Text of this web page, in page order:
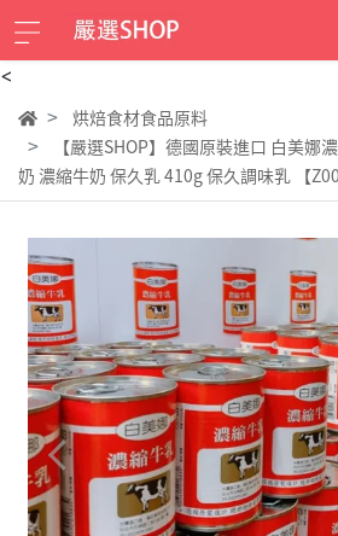
<
烘焙食材食品原料
【嚴選SHOP】德國原裝進口 白美娜
奶 濃縮牛奶 保久乳 410g 保久調味乳 【